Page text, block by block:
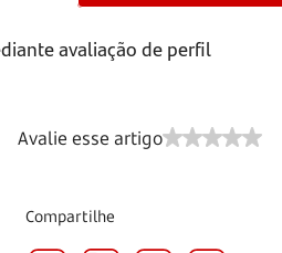
avaliação de perfil
Avalie esse artigo
Compartilhe